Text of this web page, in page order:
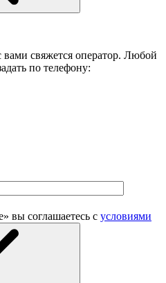
вами свяжется оператор. Любой
по телефону:
вы соглашаетесь с условиями